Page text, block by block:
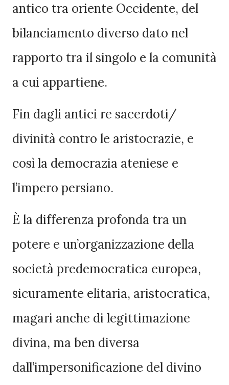
antico tra oriente Occidente, del
bilanciamento diverso dato nel
rapporto tra il singolo e la comunità
a cui appartiene.
Fin dagli antici re sacerdoti/
divinità contro le aristocrazie, e
così la democrazia ateniese e
l’impero persiano.
È la differenza profonda tra un
potere e un’organizzazione della
società predemocratica europea,
sicuramente elitaria, aristocratica,
magari anche di legittimazione
divina, ma ben diversa
dall’impersonificazione del divino